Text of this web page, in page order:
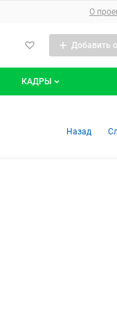
ОО
Добавить
КАДРЫ
Назад